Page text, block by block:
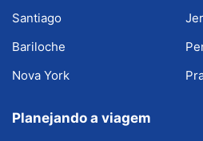
Santiago
Bariloche
Nova York
Planejando a viagem